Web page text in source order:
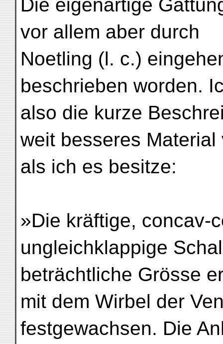
Die eigenartige
vor allem aber durch
Noetling (l. c.)
beschrieben worden.
also die kurze
weit besseres Material
als ich es besitze:
»Die kräftige, concav-
ungleichklappige
beträchtliche Grösse
mit dem Wirbel der
festgewachsen. Die